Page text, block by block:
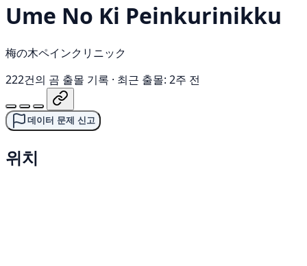
Ume No Ki Peinkurinikku
梅の木ペインクリニック
222건의 곰 출몰 기록 · 최근 출몰: 2주 전
데이터 문제 신고
위치